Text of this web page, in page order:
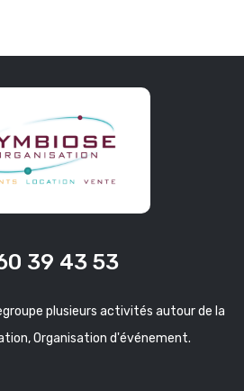
39 43 53
plusieurs activités autour de la
Organisation d'événement.